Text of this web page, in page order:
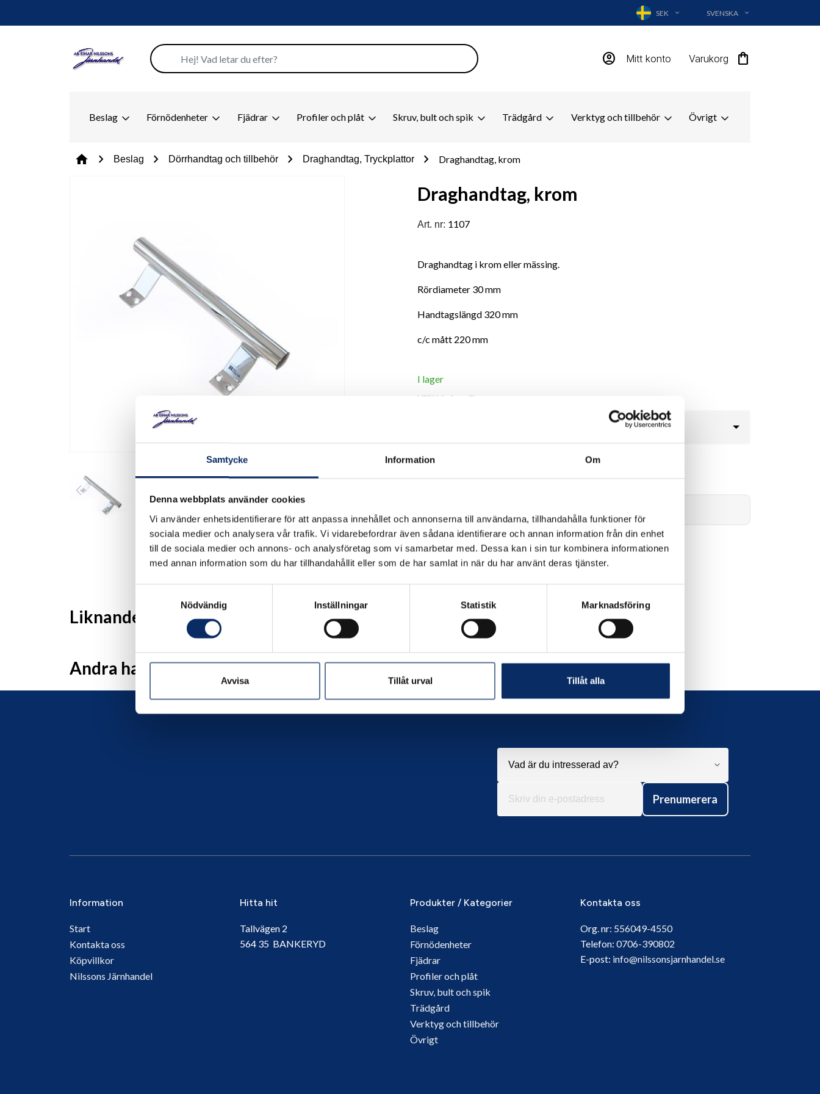
Samtycke Information Om
Denna webbplats använder cookies
Vi använder enhetsidentifierare för att anpassa innehållet och annonserna till användarna, tillhandahålla funktioner för
sociala medier och analysera vår trafik. Vi vidarebefordrar även sådana identifierare och annan information från din enhet
till de sociala medier och annons- och analysföretag som vi samarbetar med. Dessa kan i sin tur kombinera informationen
med annan information som du har tillhandahållit eller som de har samlat in när du har använt deras tjänster.
Nödvändig
Inställningar Statistik Marknadsföring
Avvisa Tillåt urval Tillåt alla
SEK EXPAND_MORE SVENSKA EXPAND_MORE
account_circle Mitt konto Varukorg shopping_bag
Beslag Förnödenheter Fjädrar Profiler och plåt Skruv, bult och spik Trädgård Verktyg och tillbehör Övrigt
home chevron_right Beslag chevron_right Dörrhandtag och tillbehör chevron_right Draghandtag, Tryckplattor chevron_right Draghandtag, krom
Draghandtag, krom
Art. nr: 1107
Draghandtag i krom eller mässing.
Rördiameter 30 mm
Handtagslängd 320 mm
c/c mått 220 mm
I lager
VäljYtbehandling
1,650kr
Liknande produkter
Andra har även tittat på
Prenumerera
Information
Start
Kontakta oss
Köpvillkor
Nilssons Järnhandel
Hitta hit
Tallvägen 2
564 35 BANKERYD
Produkter / Kategorier
Beslag
Förnödenheter
Fjädrar
Profiler och plåt
Skruv, bult och spik
Trädgård
Verktyg och tillbehör
Övrigt
Kontakta oss
Org. nr: 556049-4550
Telefon: 0706-390802
E-post: info@nilssonsjarnhandel.se